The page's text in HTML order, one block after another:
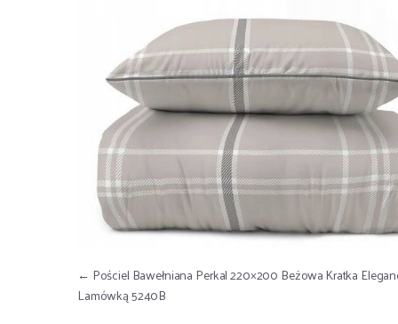
Nawigacja wpisu
← Pościel Bawełniana Perkal 220×200 Beżowa Kratka
Lamówką 5240B